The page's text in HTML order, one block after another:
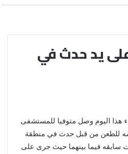
يد حدث في
هذا اليوم وصل متوفيا للمستشفى
للطعن من قبل حدث في منطقة
سابقه فيما بينهما حيث جرى على